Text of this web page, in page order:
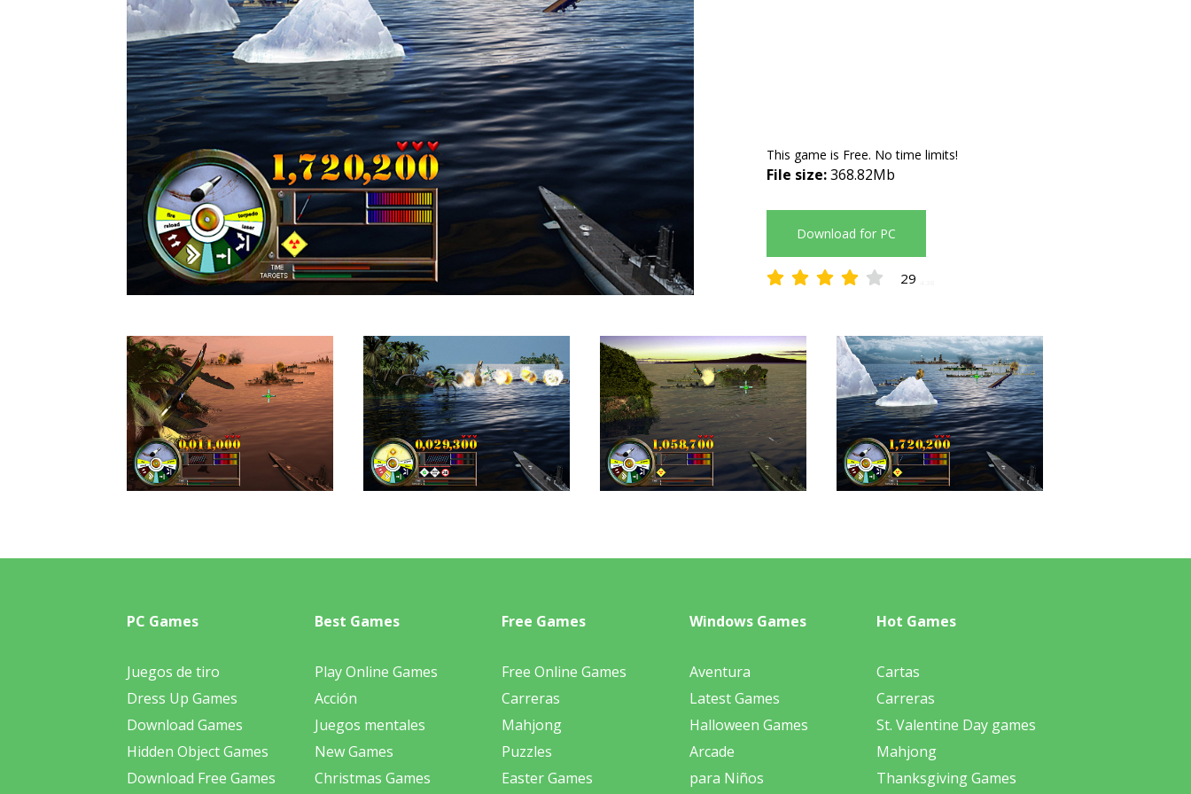
This game is Free. No time limits!
File size:368.82Mb
Download for PC
29
PC Games
Juegos de tiro
Dress Up Games
Download Games
Hidden Object Games
Download Free Games
Best Games
Play Online Games
Acción
Juegos mentales
New Games
Christmas Games
Free Games
Free Online Games
Carreras
Mahjong
Puzzles
Easter Games
Windows Games
Aventura
Latest Games
Halloween Games
Arcade
para Niños
Hot Games
Cartas
Carreras
St. Valentine Day games
Mahjong
Thanksgiving Games